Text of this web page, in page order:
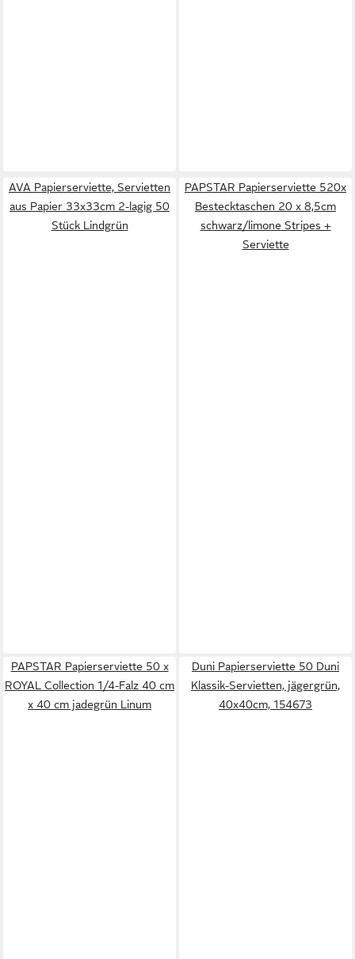
AVA Papierserviette, Servietten
aus Papier 33x33cm 2-lagig 50
Stück Lindgrün
PAPSTAR Papierserviette 520x
Bestecktaschen 20 x 8,5cm
schwarz/limone Stripes +
Serviette
PAPSTAR Papierserviette 50 x
ROYAL Collection 1/4-Falz 40 cm
x 40 cm jadegrün Linum
Duni Papierserviette 50 Duni
Klassik-Servietten, jägergrün,
40x40cm, 154673